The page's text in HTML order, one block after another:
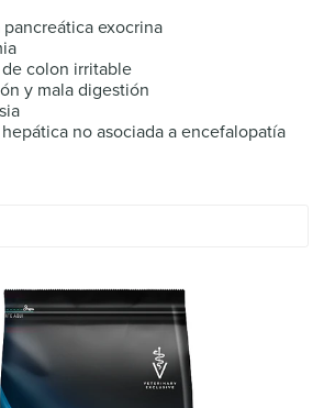
exocrina
colon irritable
y mala digestión
no asociada a encefalopatía